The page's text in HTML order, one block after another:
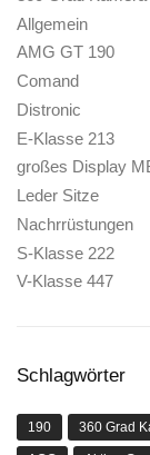
Allgemein
AMG GT 190
Comand
Distronic
E-Klasse 213
großes Display
Leder Sitze
Nachrrüstungen
S-Klasse 222
V-Klasse 447
Schlagwörter
190 360 Grad